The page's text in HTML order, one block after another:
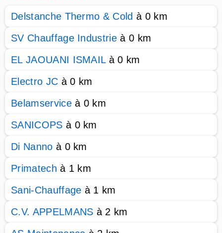
Delstanche Thermo & Cold à 0 km
SV Chauffage Industrie à 0 km
EL JAOUANI ISMAILà 0 km
Electro JC à 0 km
Belamserviceà 0 km
SANICOPS à 0 km
Di Nanno à 0 km
Primatech à 1 km
Sani-Chauffage à 1 km
C.V. APPELMANS à 2 km